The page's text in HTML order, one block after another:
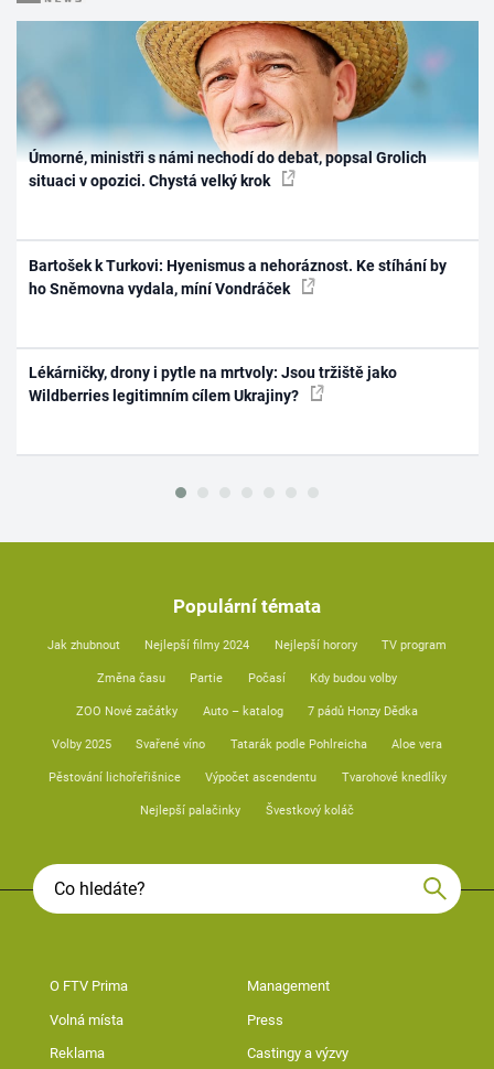
Úmorné, ministři s námi nechodí do debat, popsal Grolich
situaci v opozici. Chystá velký krok
Bartošek k Turkovi: Hyenismus a nehoráznost. Ke stíhání by
ho Sněmovna vydala, míní Vondráček
Lékárničky, drony i pytle na mrtvoly: Jsou tržiště jako
Wildberries legitimním cílem Ukrajiny?
Populární témata
Jak zhubnout Nejlepší filmy 2024 Nejlepší horory TV program
Změna času Partie Počasí Kdy budou volby
ZOO Nové začátky Auto – katalog 7 pádů Honzy Dědka
Volby 2025 Svařené víno Tatarák podle Pohlreicha Aloe vera
Pěstování lichořeřišnice Výpočet ascendentu Tvarohové knedlíky
Nejlepší palačinky Švestkový koláč
O FTV Prima Management
Volná místa Press
Reklama Castingy a výzvy